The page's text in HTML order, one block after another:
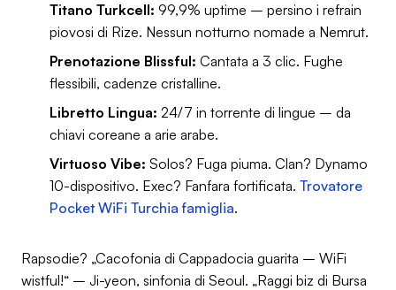
Titano Turkcell: 99,9% uptime – persino i refrain
piovosi di Rize. Nessun notturno nomade a Nemrut.
Prenotazione Blissful: Cantata a 3 clic. Fughe
flessibili, cadenze cristalline.
Libretto Lingua: 24/7 in torrente di lingue – da
chiavi coreane a arie arabe.
Virtuoso Vibe: Solos? Fuga piuma. Clan? Dynamo
10-dispositivo. Exec? Fanfara fortificata. Trovatore
Pocket WiFi Turchia famiglia.
Rapsodie? „Cacofonia di Cappadocia guarita – WiFi
wistful!“ – Ji-yeon, sinfonia di Seoul. „Raggi biz di Bursa